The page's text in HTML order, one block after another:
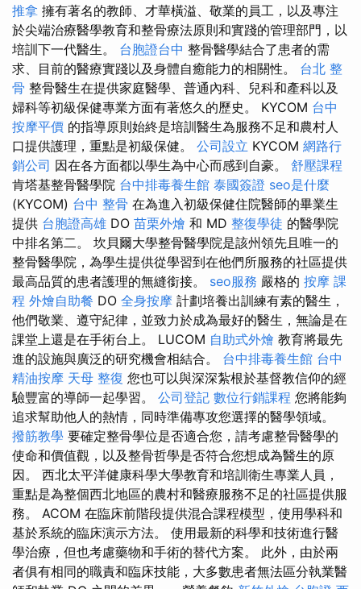
推拿 擁有著名的教師、才華橫溢、敬業的員工，以及專注
於尖端治療醫學教育和整骨療法原則和實踐的管理部門，以
培訓下一代醫生。 台胞證台中 整骨醫學結合了患者的需
求、目前的醫療實踐以及身體自癒能力的相關性。 台北 整
骨 整骨醫生在提供家庭醫學、普通內科、兒科和產科以及
婦科等初級保健專業方面有著悠久的歷史。 KYCOM 台中
按摩平價 的指導原則始終是培訓醫生為服務不足和農村人
口提供護理，重點是初級保健。 公司設立 KYCOM 網路行
銷公司 因在各方面都以學生為中心而感到自豪。 舒壓課程
肯塔基整骨醫學院 台中排毒養生館 泰國簽證 seo是什麼
(KYCOM) 台中 整骨 在為進入初級保健住院醫師的畢業生
提供 台胞證高雄 DO 苗栗外燴 和 MD 整復學徒 的醫學院
中排名第二。 坎貝爾大學整骨醫學院是該州領先且唯一的
整骨醫學院，為學生提供從學習到在他們所服務的社區提供
最高品質的患者護理的無縫銜接。 seo服務 嚴格的 按摩 課
程 外燴自助餐 DO 全身按摩 計劃培養出訓練有素的醫生，
他們敬業、遵守紀律，並致力於成為最好的醫生，無論是在
課堂上還是在手術台上。 LUCOM 自助式外燴 教育將最先
進的設施與廣泛的研究機會相結合。 台中排毒養生館 台中
精油按摩 天母 整復 您也可以與深深紮根於基督教信仰的經
驗豐富的導師一起學習。 公司登記 數位行銷課程 您將能夠
追求幫助他人的熱情，同時準備專攻您選擇的醫學領域。
撥筋教學 要確定整骨學位是否適合您，請考慮整骨醫學的
使命和價值觀，以及整骨哲學是否符合您想成為醫生的原
因。 西北太平洋健康科學大學教育和培訓衛生專業人員，
重點是為整個西北地區的農村和醫療服務不足的社區提供服
務。 ACOM 在臨床前階段提供混合課程模型，使用學科和
基於系統的臨床演示方法。 使用最新的科學和技術進行醫
學治療，但也考慮藥物和手術的替代方案。 此外，由於兩
者俱有相同的職責和臨床技能，大多數患者無法區分執業醫